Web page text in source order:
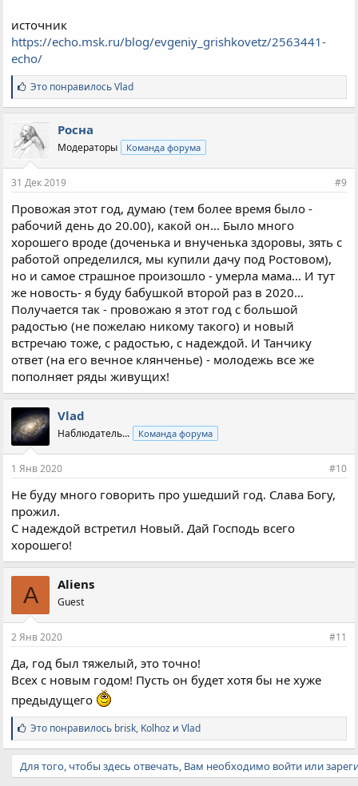
источник
https://echo.msk.ru/blog/evgeniy_grishkovetz/2563441-
echo/
С
и
м
п
а
т
и
:
Это понравилосьVlad
Росна
Модераторы Команда форума
31 Дек 2019 #9
Провожая этот год, думаю (тем более время было -
рабочий день до 20.00), какой он... Было много
хорошего вроде (доченька и внученька здоровы, зять с
работой определился, мы купили дачу под Ростовом),
но и самое страшное произошло - умерла мама... И тут
же новость- я буду бабушкой второй раз в 2020...
Получается так - провожаю я этот год с большой
радостью (не пожелаю никому такого) и новый
встречаю тоже, с радостью, с надеждой. И Танчику
ответ (на его вечное клянченье) - молодежь все же
пополняет ряды живущих!
Vlad
Наблюдатель... Команда форума
1 Янв 2020 #10
Не буду много говорить про ушедший год. Слава Богу,
прожил.
С надеждой встретил Новый. Дай Господь всего
хорошего!
A Aliens
Guest
2 Янв 2020 #11
Да, год был тяжелый, это точно!
Всех с новым годом! Пусть он будет хотя бы не хуже
предыдущего
С
и
м
п
а
Это понравилось brisk, Kolhoz иVlad
Для того, чтобы здесь отвечать, Вам необходимо войти или